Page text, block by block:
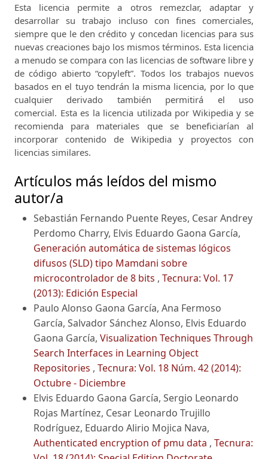
Esta licencia permite a otros remezclar, adaptar y
desarrollar su trabajo incluso con fines comerciales,
siempre que le den crédito y concedan licencias para sus
nuevas creaciones bajo los mismos términos. Esta licencia
a menudo se compara con las licencias de software libre y
de código abierto “copyleft”. Todos los trabajos nuevos
basados ​​en el tuyo tendrán la misma licencia, por lo que
cualquier derivado también permitirá el uso
comercial. Esta es la licencia utilizada por Wikipedia y se
recomienda para materiales que se beneficiarían al
incorporar contenido de Wikipedia y proyectos con
licencias similares.
Artículos más leídos del mismo
autor/a
Sebastián Fernando Puente Reyes, Cesar Andrey
Perdomo Charry, Elvis Eduardo Gaona García,
Generación automática de sistemas lógicos
difusos (SLD) tipo Mamdani sobre
microcontrolador de 8 bits , Tecnura: Vol. 17
(2013): Edición Especial
Paulo Alonso Gaona García, Ana Fermoso
García, Salvador Sánchez Alonso, Elvis Eduardo
Gaona García, Visualization Techniques Through
Search Interfaces in Learning Object
Repositories , Tecnura: Vol. 18 Núm. 42 (2014):
Octubre - Diciembre
Elvis Eduardo Gaona García, Sergio Leonardo
Rojas Martínez, Cesar Leonardo Trujillo
Rodríguez, Eduardo Alirio Mojica Nava,
Authenticated encryption of pmu data , Tecnura: